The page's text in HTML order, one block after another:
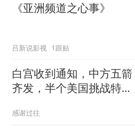
《亚洲频道之心事》
吕新说影视 1跟贴
白宫收到通知，中方五箭
齐发，半个美国挑战特朗
感谢过往